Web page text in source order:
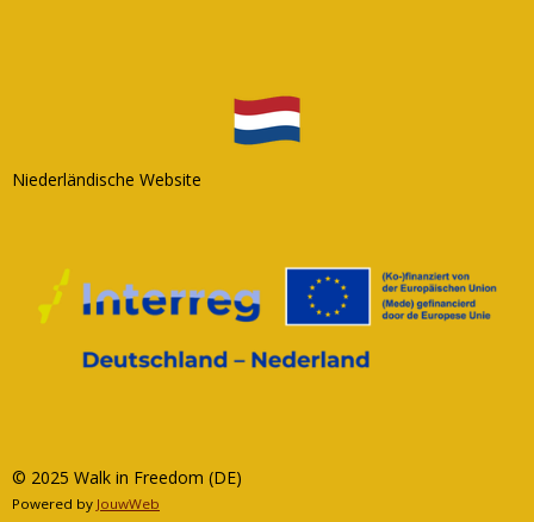
Niederländische Website
© 2025 Walk in Freedom (DE)
Powered by JouwWeb